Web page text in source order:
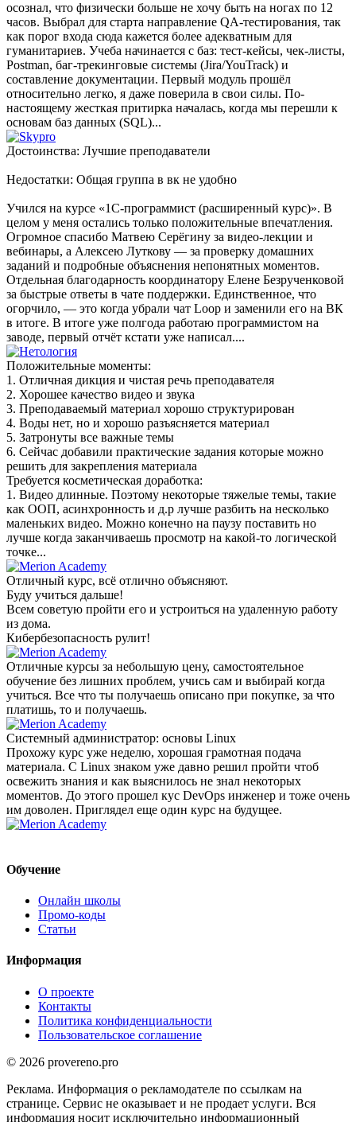
осознал, что физически больше не хочу быть на ногах по 12
часов. Выбрал для старта направление QA-тестирования, так
как порог входа сюда кажется более адекватным для
гуманитариев. Учеба начинается с баз: тест-кейсы, чек-листы,
Postman, баг-трекинговые системы (Jira/YouTrack) и
составление документации. Первый модуль прошёл
относительно легко, я даже поверила в свои силы. По-
настоящему жесткая притирка началась, когда мы перешли к
основам баз данных (SQL)...
Достоинства: Лучшие преподаватели
Недостатки: Общая группа в вк не удобно
Учился на курсе «1С-программист (расширенный курс)». В
целом у меня остались только положительные впечатления.
Огромное спасибо Матвею Серёгину за видео-лекции и
вебинары, а Алексею Луткову — за проверку домашних
заданий и подробные объяснения непонятных моментов.
Отдельная благодарность координатору Елене Безрученковой
за быстрые ответы в чате поддержки. Единственное, что
огорчило, — это когда убрали чат Loop и заменили его на ВК
в итоге. В итоге уже полгода работаю программистом на
заводе, первый отчёт кстати уже написал....
Положительные моменты:
1. Отличная дикция и чистая речь преподавателя
2. Хорошее качество видео и звука
3. Преподаваемый материал хорошо структурирован
4. Воды нет, но и хорошо разъясняется материал
5. Затронуты все важные темы
6. Сейчас добавили практические задания которые можно
решить для закрепления материала
Требуется косметическая доработка:
1. Видео длинные. Поэтому некоторые тяжелые темы, такие
как ООП, асинхронность и д.р лучше разбить на несколько
маленьких видео. Можно конечно на паузу поставить но
лучше когда заканчиваешь просмотр на какой-то логической
точке...
Отличный курс, всё отлично объясняют.
Буду учиться дальше!
Всем советую пройти его и устроиться на удаленную работу
из дома.
Кибербезопасность рулит!
Отличные курсы за небольшую цену, самостоятельное
обучение без лишних проблем, учись сам и выбирай когда
учиться. Все что ты получаешь описано при покупке, за что
платишь, то и получаешь.
Системный администратор: основы Linux
Прохожу курс уже неделю, хорошая грамотная подача
материала. С Linux знаком уже давно решил пройти чтоб
освежить знания и как выяснилось не знал некоторых
моментов. До этого прошел кус DevOps инженер и тоже очень
им доволен. Приглядел еще один курс на будущее.
Обучение
Онлайн школы
Промо-коды
Статьи
Информация
О проекте
Контакты
Политика конфиденциальности
Пользовательское соглашение
© 2026 provereno.pro
Реклама. Информация о рекламодателе по ссылкам на
странице. Сервис не оказывает и не продает услуги. Вся
информация носит исключительно информационный